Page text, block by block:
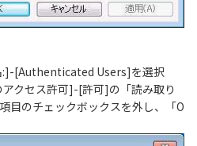
:]-[Authenticated Users]を選択
クセス許可]-[許可]の「読み取り
目のチェックボックスを外し、「O